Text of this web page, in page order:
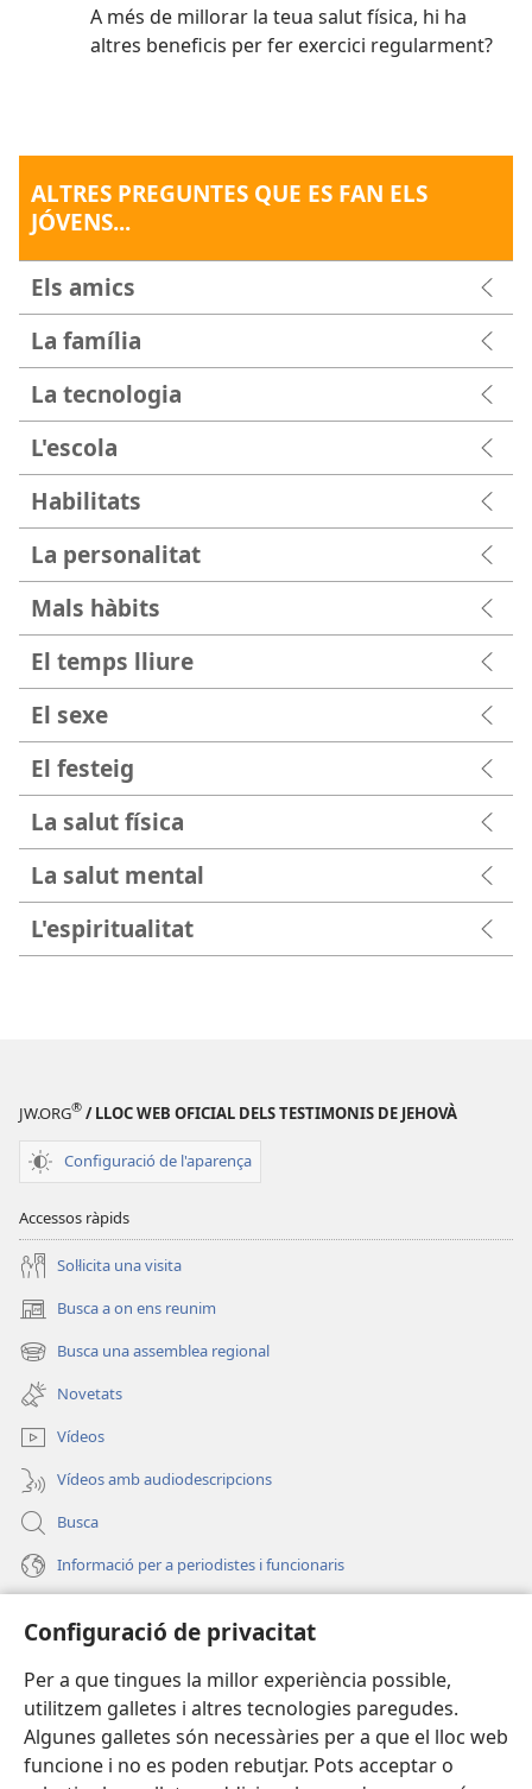
Configuració de privacitat
Per a que tingues la millor experiència possible,
utilitzem galletes i altres tecnologies paregudes.
Algunes galletes són necessàries per a que el lloc web
funcione i no es poden rebutjar. Pots acceptar o
A més de millorar la teua salut física, hi ha
altres beneficis per fer exercici regularment?
ALTRES PREGUNTES QUE ES FAN ELS
JÓVENS...
Els amics
La família
La tecnologia
L'escola
Habilitats
La personalitat
Mals hàbits
El temps lliure
El sexe
El festeig
La salut física
La salut mental
L'espiritualitat
JW.ORG® / LLOC WEB OFICIAL DELS TESTIMONIS DE JEHOVÀ
Configuració de l'aparença
Accessos ràpids
Soŀlicita una visita
Busca a on ens reunim
(obri
en
una
finestra
nova)
Busca una assemblea regional
(obri
en
una
finestra
nova)
Novetats
Vídeos
Vídeos amb audiodescripcions
Busca
Informació per a periodistes i funcionaris
(obri
en
una
finestra
nova)
BIBLIOTECA EN LÍNIA Watchtower™
(obri
en